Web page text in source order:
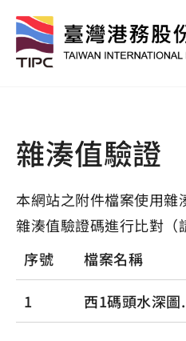
雜湊值驗證
本網站之附件檔案使用
雜湊值驗證碼進行比對（
序號
檔案名稱
1 西1碼頭水深